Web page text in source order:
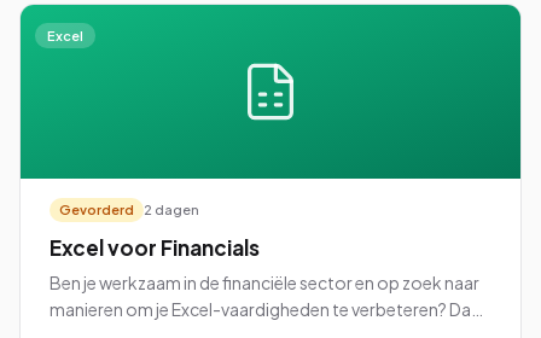
Excel
Gevorderd 2 dagen
Excel voor Financials
Ben je werkzaam in de financiële sector en op zoek naar
manieren om je Excel-vaardigheden te verbeteren? Dan